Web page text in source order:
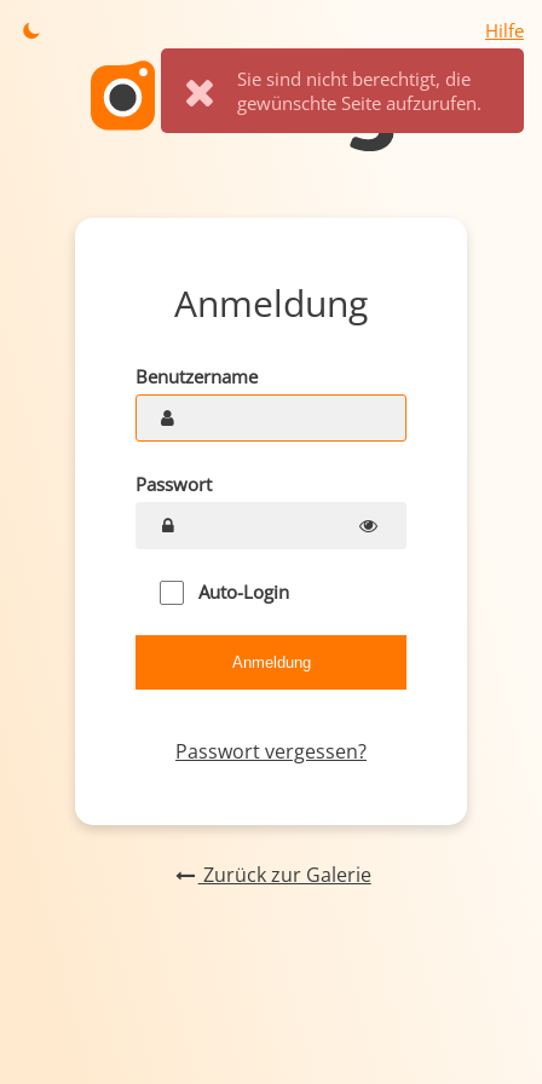
Hilfe
Sie sind nicht berechtigt, die
gewünschte Seite aufzurufen.
Anmeldung
Benutzername
Passwort
Auto-Login
Passwort vergessen?
Zurück zur Galerie